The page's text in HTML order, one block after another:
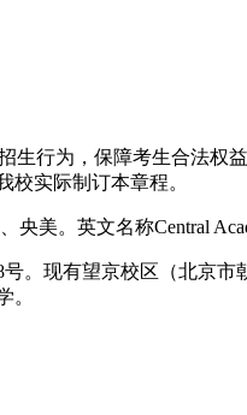
生行为，保障考生合法
校实际制订本章程。
美。英文名称Central
。现有望京校区（北京
。